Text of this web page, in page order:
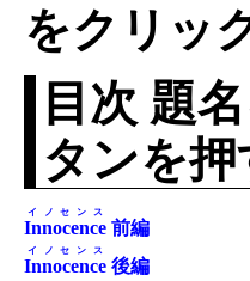
をクリッ
目次 題
タンを
Innocence
イノセンス
前編
Innocence
イノセンス
後編